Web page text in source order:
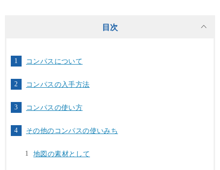
目次
コンパスについて
コンパスの入手方法
コンパスの使い方
その他のコンパスの使いみち
地図の素材として